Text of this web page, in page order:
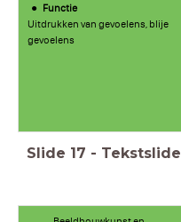
Functie
Uitdrukken van gevoelens, blije
gevoelens
Slide 17 - Tekstslide